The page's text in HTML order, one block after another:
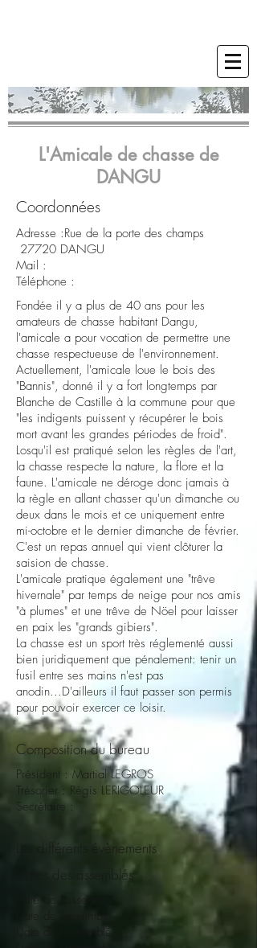
L'Amicale de chasse de
DANGU
Coordonnées
Adresse :Rue de la porte des champs
27720 DANGU
Mail :
Téléphone :
Fondée il y a plus de 40 ans pour les
amateurs de chasse habitant Dangu,
l'amicale a pour vocation de permettre une
chasse respectueuse de l'environnement.
Actuellement, l'amicale loue le bois des
"Bannis", donné il y a fort longtemps par
Blanche de Castille à la commune pour que
"les indigents puissent y récupérer le bois
mort avant les grandes périodes de froid".
Losqu'il est pratiqué selon les règles de l'art,
la chasse respecte la nature, la flore et la
faune. L'amicale ne déroge donc jamais à
la règle en allant chasser qu'un dimanche ou
deux dans le mois et ce uniquement entre
mi-octobre et le dernier dimanche de février.
C'est un repas annuel qui vient clôturer la
saision de chasse.
L'amicale pratique également une "trêve
hivernale" par temps de neige pour nos amis
"à plumes" et une trêve de Nöel pour laisser
en paix les "grands gibiers".
La chasse est un sport très réglementé aussi
bien juridiquement que pénalement: tenir un
fusil entre ses mains n'est pas
anodin...D'ailleurs il faut passer son permis
pour pouvoir exercer ce loisir.
Composition du bureau
Président : Martial LEGROS
Trésorier : Régis LERIGOLEUR
Secrétaire :
Les différents évènements
Dates des assemblés
Date de l'assemblé
Date de l'assemblé